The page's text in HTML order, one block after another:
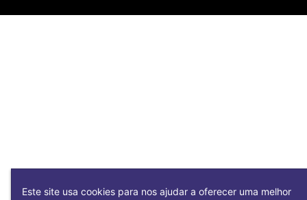
Este site usa cookies para nos ajudar a oferecer uma melhor